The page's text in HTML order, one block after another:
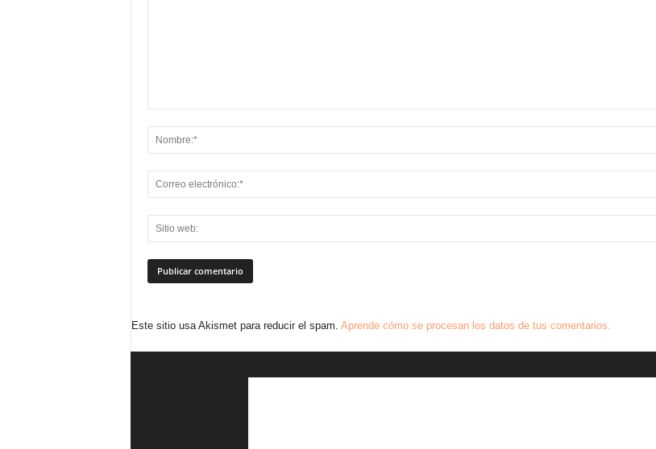
Este sitio usa Akismet para reducir el spam. Aprende cómo se procesan los datos de tus comentarios.